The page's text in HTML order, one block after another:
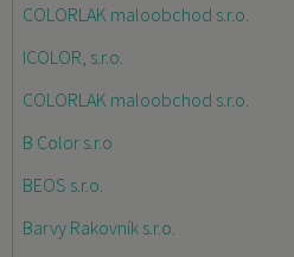
COLORLAK maloobchod s.r.o.
ICOLOR, s.r.o.
COLORLAK maloobchod s.r.o.
B Color s.r.o
BEOS s.r.o.
Barvy Rakovník s.r.o.